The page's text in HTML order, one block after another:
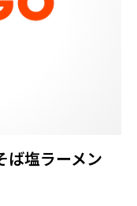
ば塩ラーメン